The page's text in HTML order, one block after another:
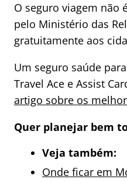
O seguro viagem não
pelo Ministério das
gratuitamente aos
Um seguro saúde
Travel Ace e Assist
artigo sobre os
Quer planejar bem
Veja também:
Onde ficar em